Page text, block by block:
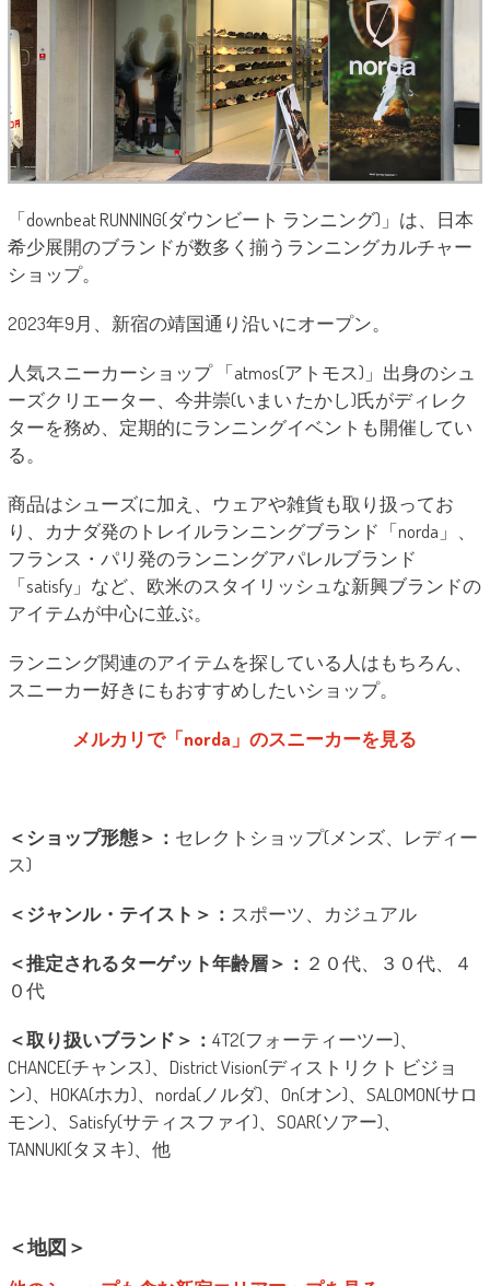
「downbeat RUNNING(ダウンビート ランニング)」は、⽇本
希少展開のブランドが数多く揃うランニングカルチャー
ショップ。
2023年9月、新宿の靖国通り沿いにオープン。
人気スニーカーショップ 「atmos(アトモス)」出身のシュ
ーズクリエーター、今井崇(いまい たかし)氏がディレク
ターを務め、定期的にランニングイベントも開催してい
る。
商品はシューズに加え、ウェアや雑貨も取り扱ってお
り、カナダ発のトレイルランニングブランド「norda」、
フランス・パリ発のランニングアパレルブランド
「satisfy」など、欧米のスタイリッシュな新興ブランドの
アイテムが中心に並ぶ。
ランニング関連のアイテムを探している人はもちろん、
スニーカー好きにもおすすめしたいショップ。
メルカリで「norda」のスニーカーを見る
＜ショップ形態＞： セレクトショップ(メンズ、レディー
ス)
＜ジャンル・テイスト＞： スポーツ、カジュアル
＜推定されるターゲット年齢層＞： ２０代、３０代、４
０代
＜取り扱いブランド＞： 4T2(フォーティーツー)、
CHANCE(チャンス)、District Vision(ディストリクト ビジョ
ン)、HOKA(ホカ)、norda(ノルダ)、On(オン)、SALOMON(サロ
モン)、Satisfy(サティスファイ)、SOAR(ソアー)、
TANNUKI(タヌキ)、他
＜地図＞